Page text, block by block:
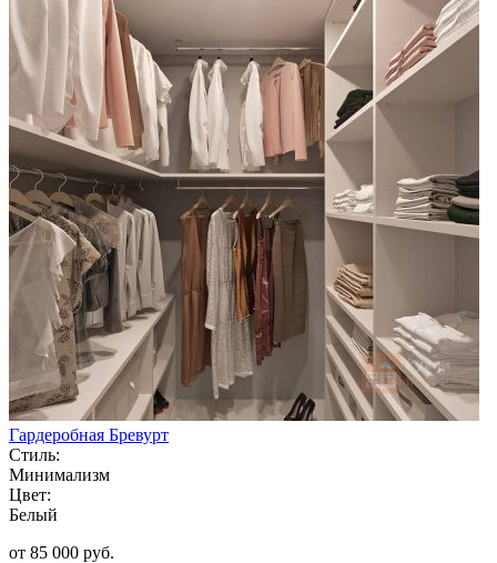
Гардеробная Бревурт
Стиль:
Минимализм
Цвет:
Белый
от 85 000 руб.